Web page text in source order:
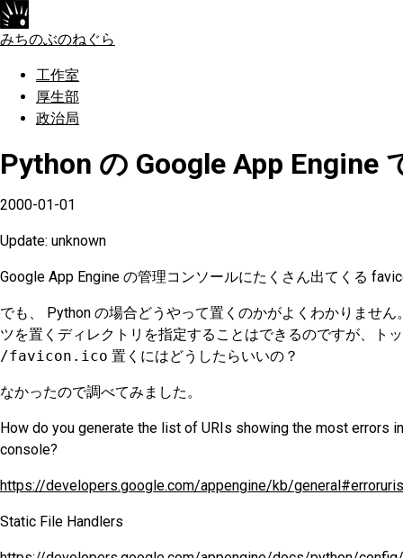
みちのぶのねぐら
工作室
厚生部
政治局
Python の Google App Engine
2000-01-01
Update: unknown
Google App Engine の管理コンソールにたくさん出てくる
でも、 Python の場合どうやって置くのかがよくわかりませ
ツを置くディレクトリを指定することはできるのですが、ト
/favicon.ico 置くにはどうしたらいいの？
なかったので調べてみました。
How do you generate the list of URIs showing the most errors
console?
https://developers.google.com/appengine/kb/general#erroruris
Static File Handlers